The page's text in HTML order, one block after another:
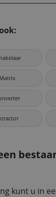
Matrix
kunt u in